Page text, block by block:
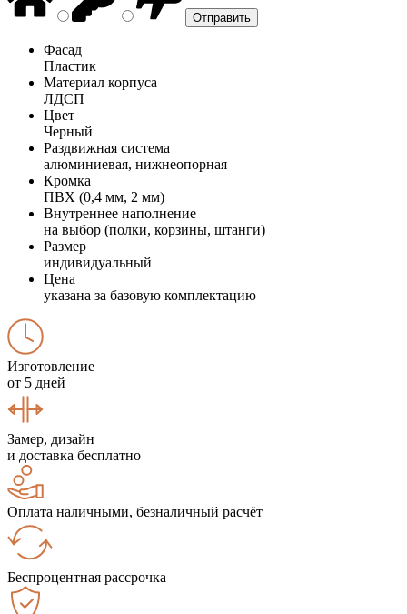
Фасад
Пластик
Материал корпуса
ЛДСП
Цвет
Черный
Раздвижная система
алюминиевая, нижнеопорная
Кромка
ПВХ (0,4 мм, 2 мм)
Внутреннее наполнение
на выбор (полки, корзины, штанги)
Размер
индивидуальный
Цена
указана за базовую комплектацию
Изготовление
от 5 дней
Замер, дизайн
и доставка бесплатно
Оплата наличными, безналичный расчёт
Беспроцентная рассрочка